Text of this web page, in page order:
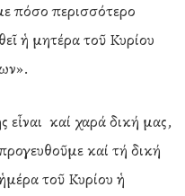
πόσο περισσότερο
ἡ μητέρα τοῦ Κυρίου
εἶναι καί χαρά δική μας,
καί τή δική
τοῦ Κυρίου ἡ